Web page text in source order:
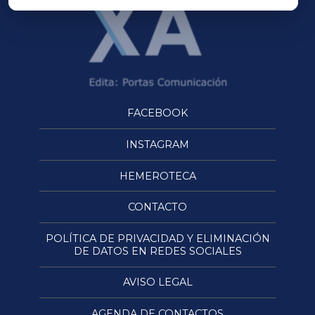
FACEBOOK
INSTAGRAM
HEMEROTECA
CONTACTO
POLÍTICA DE PRIVACIDAD Y ELIMINACIÓN
DE DATOS EN REDES SOCIALES
AVISO LEGAL